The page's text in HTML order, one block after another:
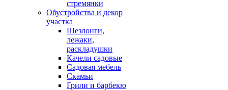
стремянки
Обустройства и декор
участка
Шезлонги,
лежаки,
раскладушки
Качели садовые
Садовая мебель
Скамьи
Грили и барбекю